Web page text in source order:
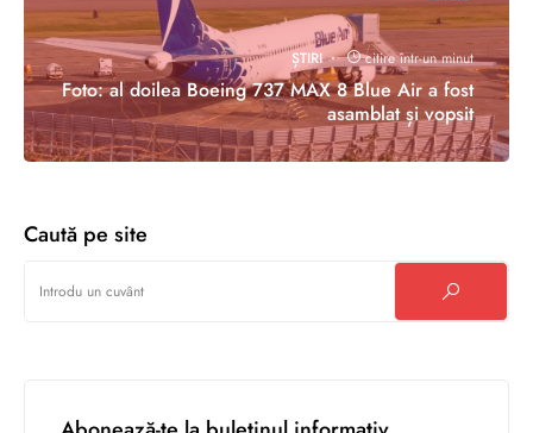
ȘTIRI citire într-un minut
Foto: al doilea Boeing 737 MAX 8 Blue Air a fost
asamblat și vopsit
Caută pe site